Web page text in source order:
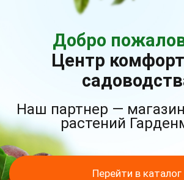
Добро
Центр
Наш партнер —
растений
Перейти в каталог